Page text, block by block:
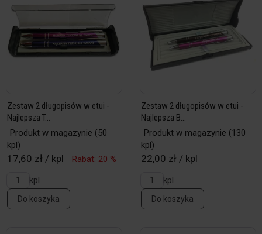
Zestaw 2 długopisów w etui -
Najlepsza T...
Produkt w magazynie (50
kpl)
17,60 zł / kpl
Rabat: 20 %
kpl
Do koszyka
Zestaw 2 długopisów w etui -
Najlepsza B...
Produkt w magazynie (130
kpl)
22,00 zł / kpl
kpl
Do koszyka